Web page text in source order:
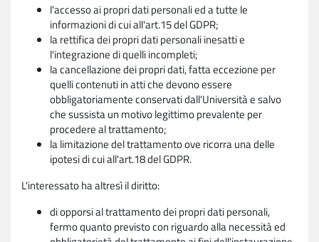
l'accesso ai propri dati personali ed a tutte le
informazioni di cui all'art.15 del GDPR;
la rettifica dei propri dati personali inesatti e
l'integrazione di quelli incompleti;
la cancellazione dei propri dati, fatta eccezione per
quelli contenuti in atti che devono essere
obbligatoriamente conservati dall'Università e salvo
che sussista un motivo legittimo prevalente per
procedere al trattamento;
la limitazione del trattamento ove ricorra una delle
ipotesi di cui all'art.18 del GDPR.
L'interessato ha altresì il diritto:
di opporsi al trattamento dei propri dati personali,
fermo quanto previsto con riguardo alla necessità ed